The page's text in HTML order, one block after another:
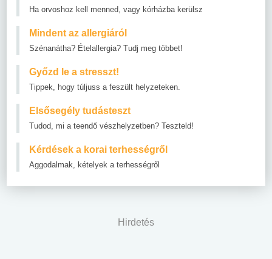
Ha orvoshoz kell menned, vagy kórházba kerülsz
Mindent az allergiáról
Szénanátha? Ételallergia? Tudj meg többet!
Győzd le a stresszt!
Tippek, hogy túljuss a feszült helyzeteken.
Elsősegély tudásteszt
Tudod, mi a teendő vészhelyzetben? Teszteld!
Kérdések a korai terhességről
Aggodalmak, kételyek a terhességről
Hirdetés